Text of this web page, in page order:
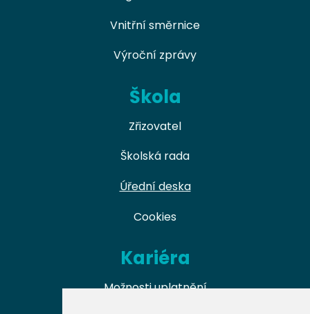
Vnitřní směrnice
Výroční zprávy
Škola
Zřizovatel
Školská rada
Úřední deska
Cookies
Kariéra
Možnosti uplatnění